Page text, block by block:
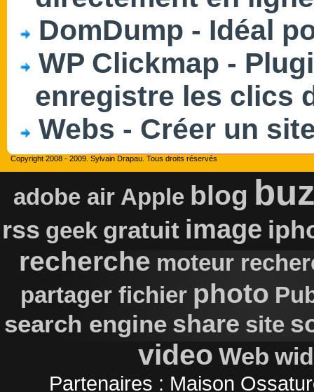
DomDump - Idéal
WP Clickmap -
enregistre les clics
Webs - Créer un
Copyright 2008 - 2009. Sylvain Drapau. Tous droits réservés
adobe air Apple blog
rss geek gratuit image
recherche moteur
partager fichier photo
search engine share site
video Web
Partenaires : Maison